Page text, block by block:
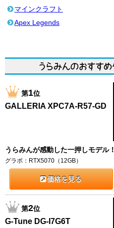
マインクラフト
Apex Legends
第1位
GALLERIA XPC7A-R57-GD
うらみんが感動した一押しモデル！
グラボ：RTX5070（12GB）
価格を見る
第2位
G-Tune DG-I7G6T